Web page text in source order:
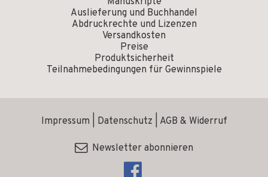
Auslieferung und Buchhandel
Abdruckrechte und Lizenzen
Versandkosten
Preise
Produktsicherheit
Teilnahmebedingungen für Gewinnspiele
Impressum Datenschutz AGB & Widerruf
Newsletter abonnieren